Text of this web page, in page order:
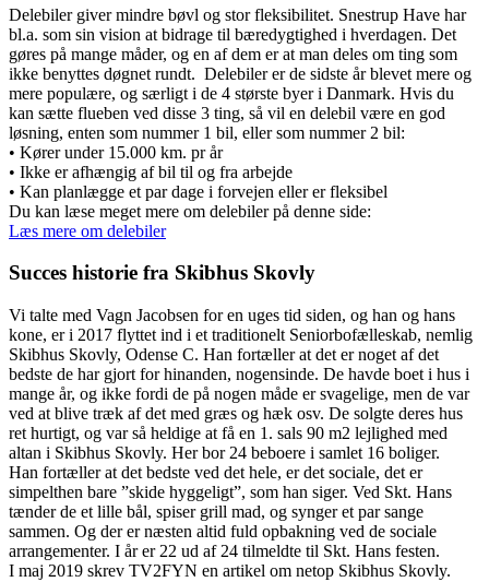
Delebiler giver mindre bøvl og stor fleksibilitet. Snestrup Have har
bl.a. som sin vision at bidrage til bæredygtighed i hverdagen. Det
gøres på mange måder, og en af dem er at man deles om ting som
ikke benyttes døgnet rundt. Delebiler er de sidste år blevet mere og
mere populære, og særligt i de 4 største byer i Danmark. Hvis du
kan sætte flueben ved disse 3 ting, så vil en delebil være en god
løsning, enten som nummer 1 bil, eller som nummer 2 bil:
• Kører under 15.000 km. pr år
• Ikke er afhængig af bil til og fra arbejde
• Kan planlægge et par dage i forvejen eller er fleksibel
Du kan læse meget mere om delebiler på denne side:
Læs mere om delebiler
Succes historie fra Skibhus Skovly
Vi talte med Vagn Jacobsen for en uges tid siden, og han og hans
kone, er i 2017 flyttet ind i et traditionelt Seniorbofælleskab, nemlig
Skibhus Skovly, Odense C. Han fortæller at det er noget af det
bedste de har gjort for hinanden, nogensinde. De havde boet i hus i
mange år, og ikke fordi de på nogen måde er svagelige, men de var
ved at blive træk af det med græs og hæk osv. De solgte deres hus
ret hurtigt, og var så heldige at få en 1. sals 90 m2 lejlighed med
altan i Skibhus Skovly. Her bor 24 beboere i samlet 16 boliger.
Han fortæller at det bedste ved det hele, er det sociale, det er
simpelthen bare ”skide hyggeligt”, som han siger. Ved Skt. Hans
tænder de et lille bål, spiser grill mad, og synger et par sange
sammen. Og der er næsten altid fuld opbakning ved de sociale
arrangementer. I år er 22 ud af 24 tilmeldte til Skt. Hans festen.
I maj 2019 skrev TV2FYN en artikel om netop Skibhus Skovly.